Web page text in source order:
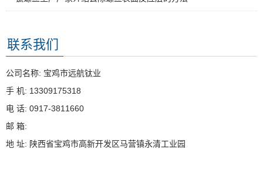
联系我们
公司名称: 宝鸡市远航钛业
手 机: 13309175318
电 话: 0917-3811660
邮 箱:
地 址: 陕西省宝鸡市高新开发区马营镇永清工业园